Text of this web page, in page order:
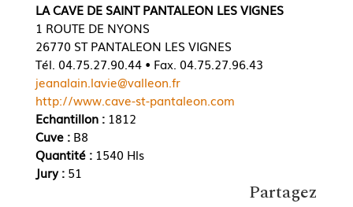
LA CAVE DE SAINT PANTALEON LES VIGNES
1 ROUTE DE NYONS
26770 ST PANTALEON LES VIGNES
Tél. 04.75.27.90.44 • Fax. 04.75.27.96.43
jeanalain.lavie@valleon.fr
http://www.cave-st-pantaleon.com
Echantillon :1812
Cuve : B8
Quantité : 1540 Hls
Jury : 51
Partagez